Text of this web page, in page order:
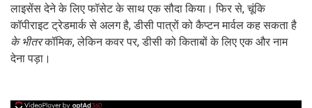
लाइसेंस देने के लिए फॉसेट के साथ एक सौदा किया। फिर से, चूंकि
कॉपीराइट ट्रेडमार्क से अलग है, डीसी पात्रों को कैप्टन मार्वल कह सकता है
के भीतरकॉमिक, लेकिन कवर पर, डीसी को किताबों के लिए एक और नाम
देना पड़ा।